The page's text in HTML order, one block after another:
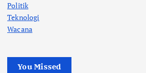
Politik
Teknologi
Wacana
You Missed